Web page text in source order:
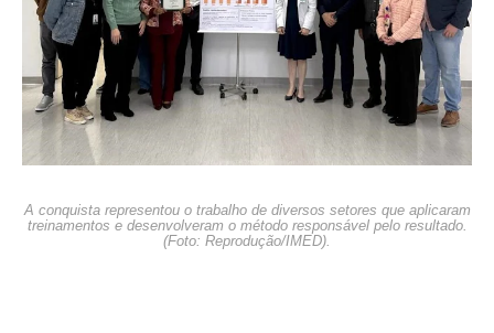
A conquista representou o trabalho de diversos setores que aplicaram
treinamentos e desenvolveram o método responsável pelo resultado.
(Foto: Reprodução/IMED).